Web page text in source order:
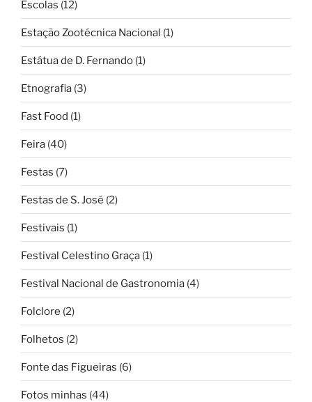
Escolas (12)
Estação Zootécnica Nacional (1)
Estátua de D. Fernando (1)
Etnografia (3)
Fast Food (1)
Feira (40)
Festas (7)
Festas de S. José (2)
Festivais (1)
Festival Celestino Graça (1)
Festival Nacional de Gastronomia (4)
Folclore (2)
Folhetos (2)
Fonte das Figueiras (6)
Fotos minhas (44)